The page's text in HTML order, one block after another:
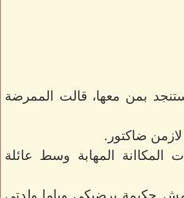
بمن معها، قالت الممرضة
ضاكتور.
المهابة وسط عائلة